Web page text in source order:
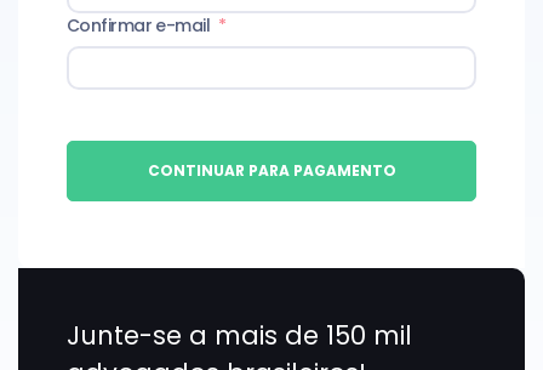
Confirmar e-mail *
CONTINUAR PARA PAGAMENTO
Junte-se a mais de 150 mil